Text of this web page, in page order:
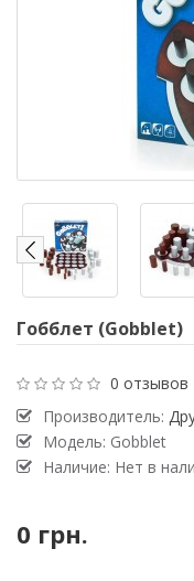
Гобблет (Gobblet)
0 отзывов
Производитель:
Модель: Gobblet
Наличие: Нет в
0 грн.